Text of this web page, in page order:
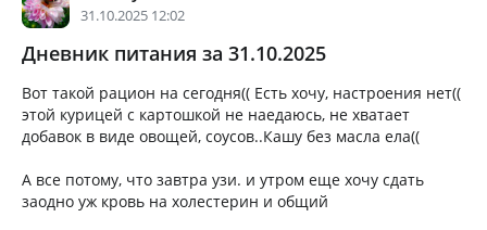
31.10.2025 12:02
Дневник питания за 31.10.2025
Вот такой рацион на сегодня(( Есть хочу, настроения нет((
этой курицей с картошкой не наедаюсь, не хватает
добавок в виде овощей, соусов..Кашу без масла ела((
А все потому, что завтра узи. и утром еще хочу сдать
заодно уж кровь на холестерин и общий